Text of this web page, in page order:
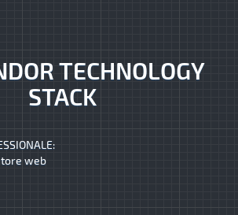
TECHNOLOGY
STACK
web